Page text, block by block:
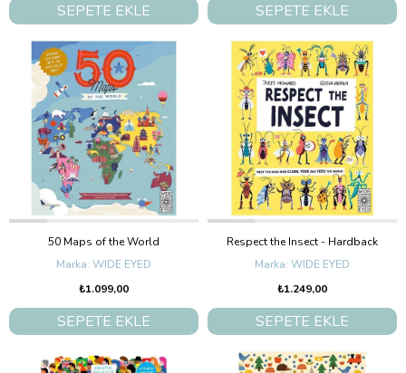
SEPETE EKLE SEPETE EKLE
50 Maps of the World
WIDE EYED
₺1.099,00
SEPETE EKLE
Respect the Insect - Hardback
WIDE EYED
₺1.249,00
SEPETE EKLE